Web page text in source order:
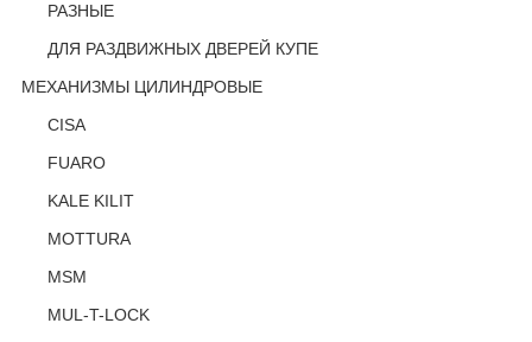
РАЗНЫЕ
ДЛЯ РАЗДВИЖНЫХ ДВЕРЕЙ КУПЕ
МЕХАНИЗМЫ ЦИЛИНДРОВЫЕ
CISA
FUARO
KALE KILIT
MOTTURA
MSM
MUL-T-LOCK